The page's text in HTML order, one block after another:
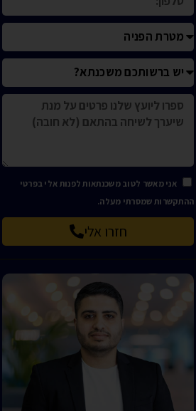
אני מאשר לטוב משכנתאות לפנות אלי בפרטי
ההתקשרות שמסרתי מעלה.
חזרו אלי